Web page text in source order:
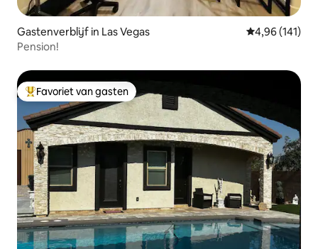
Gastenverblijf in Las Vegas Gemiddelde
4,96 (141)
Pension!
Topfavoriet van gasten
Favoriet van gasten